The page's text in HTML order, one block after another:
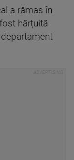
a rămas în
hărțuită